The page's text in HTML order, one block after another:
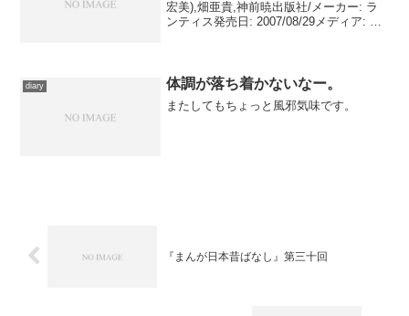
宏美),畑亜貴,神前暁出版社/メーカー: ラ
ンティス発売日: 2007/08/29メディア: CD
diary 体調が落ち着かないなー。
またしてもちょっと風邪気味です。
『まんが日本昔ばなし』第三十回